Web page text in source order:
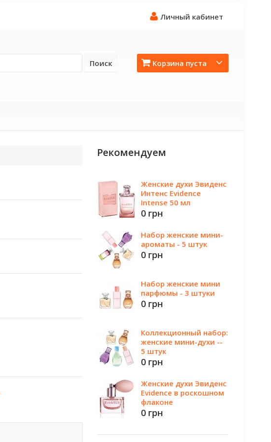
Личный кабинет
Корзина пуста
Поиск
Рекомендуем
Женские духи Эвиденс
Интенс Evidence
Intense 50 мл
0 грн
Набор женские мини-
ароматы - 5 штук
0 грн
Набор женские мини
парфюмы - 3 штуки
0 грн
Коллекционный набор:
женские мини-духи --
5 штук
0 грн
Женские духи Эвиденс
Evidence в роскошном
флаконе
0 грн